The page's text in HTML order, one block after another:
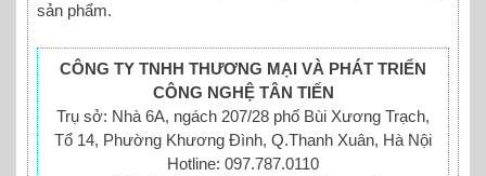
sản phẩm.
CÔNG TY TNHH THƯƠNG MẠI VÀ PHÁT TRIỂN
CÔNG NGHỆ TÂN TIẾN
Trụ sở: Nhà 6A, ngách 207/28 phố Bùi Xương Trạch,
Tổ 14, Phường Khương Đình, Q.Thanh Xuân, Hà Nội
Hotline: 097.787.0110